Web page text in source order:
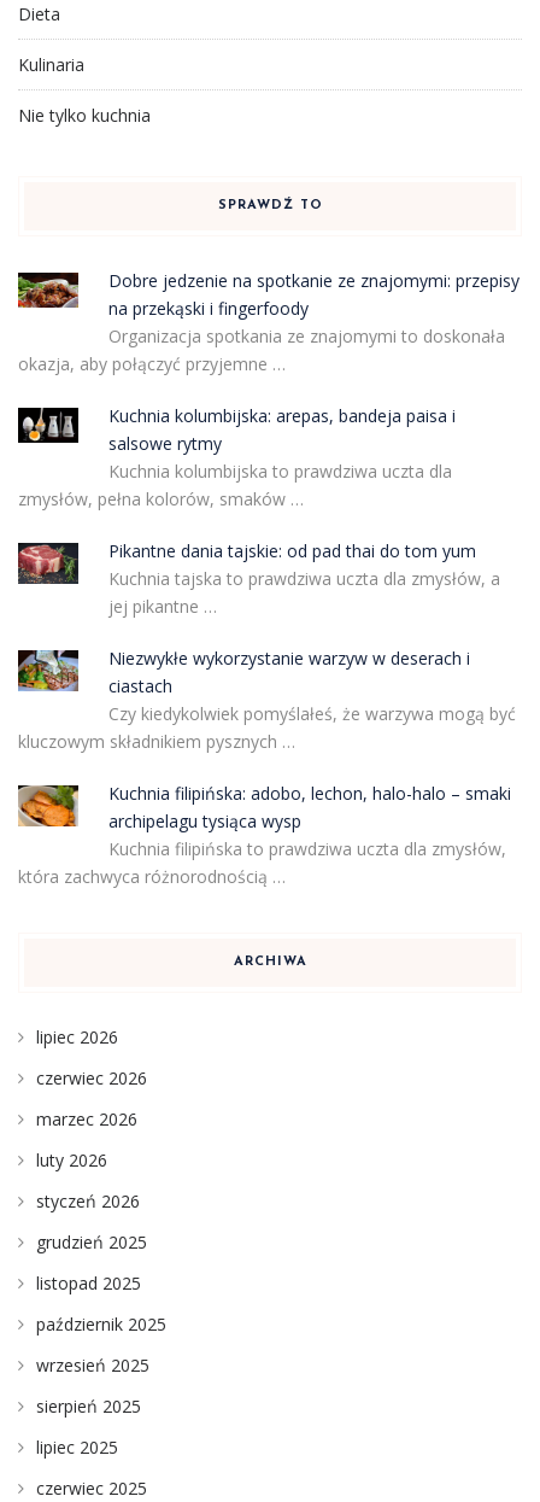
Dieta
Kulinaria
Nie tylko kuchnia
SPRAWDŹ TO
Dobre jedzenie na spotkanie ze znajomymi: przepisy
na przekąski i fingerfoody
Organizacja spotkania ze znajomymi to doskonała
okazja, aby połączyć przyjemne …
Kuchnia kolumbijska: arepas, bandeja paisa i
salsowe rytmy
Kuchnia kolumbijska to prawdziwa uczta dla
zmysłów, pełna kolorów, smaków …
Pikantne dania tajskie: od pad thai do tom yum
Kuchnia tajska to prawdziwa uczta dla zmysłów, a
jej pikantne …
Niezwykłe wykorzystanie warzyw w deserach i
ciastach
Czy kiedykolwiek pomyślałeś, że warzywa mogą być
kluczowym składnikiem pysznych …
Kuchnia filipińska: adobo, lechon, halo-halo – smaki
archipelagu tysiąca wysp
Kuchnia filipińska to prawdziwa uczta dla zmysłów,
która zachwyca różnorodnością …
ARCHIWA
lipiec 2026
czerwiec 2026
marzec 2026
luty 2026
styczeń 2026
grudzień 2025
listopad 2025
październik 2025
wrzesień 2025
sierpień 2025
lipiec 2025
czerwiec 2025